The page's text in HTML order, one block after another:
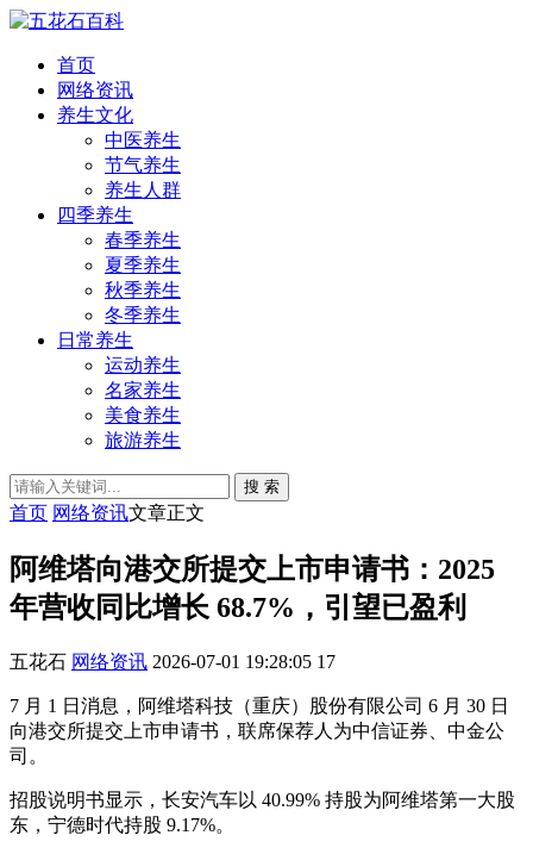
首页
网络资讯
养生文化
中医养生
节气养生
养生人群
四季养生
春季养生
夏季养生
秋季养生
冬季养生
日常养生
运动养生
名家养生
美食养生
旅游养生
搜 索
首页 网络资讯文章正文
阿维塔向港交所提交上市申请书：2025
年营收同比增长 68.7%，引望已盈利
五花石 网络资讯 2026-07-01 19:28:05 17
7 月 1 日消息，阿维塔科技（重庆）股份有限公司 6 月 30 日
向港交所提交上市申请书，联席保荐人为中信证券、中金公
司。
招股说明书显示，长安汽车以 40.99% 持股为阿维塔第一大股
东，宁德时代持股 9.17%。